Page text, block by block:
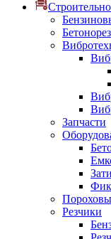
Запчасти
Резчики